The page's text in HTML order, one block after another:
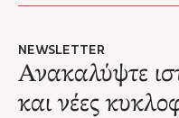
Cercas και του Antonio Muñoz
Femina Étranger.Το βιβλίο του
βραβείο Planeta 2019 και μέχρι
από επτά γλώσσες.
NEWSLETTER
Ανακαλύψτε
και νέες